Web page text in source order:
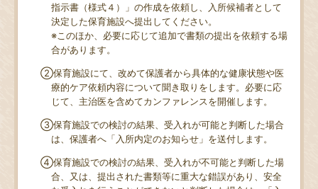
指示書（様式４）」の作成を依頼し、入所候補者として
決定した保育施設へ提出してください。
※このほか、必要に応じて追加で書類の提出を依頼する場
合があります。
②保育施設にて、改めて保護者から具体的な健康状態や医
療的ケア依頼内容について聞き取りをします。必要に応
じて、主治医を含めてカンファレンスを開催します。
③保育施設での検討の結果、受入れが可能と判断した場合
は、保護者へ「入所内定のお知らせ」を送付します。
④保育施設での検討の結果、受入れが不可能と判断した場
合、又は、提出された書類等に重大な錯誤があり、安全